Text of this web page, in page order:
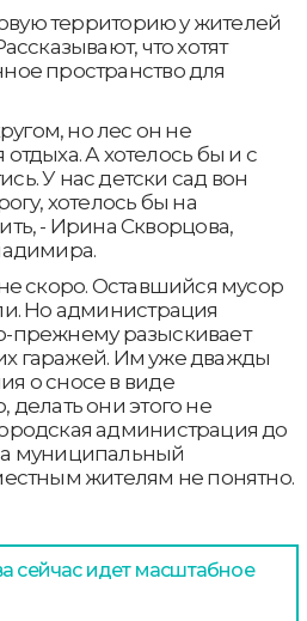
территорию у жителей
что хотят
пространство для
но лес он не
А хотелось бы и с
У нас детски сад вон
хотелось бы на
- Ирина Скворцова,
скоро. Оставшийся мусор
Но администрация
прежнему разыскивает
гаражей. Им уже дважды
о сносе в виде
они этого не
администрация до
муниципальный
жителям не понятно.
сейчас идет масштабное